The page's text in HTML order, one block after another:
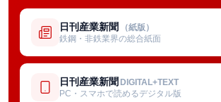
日刊産業新聞 （紙版）
鉄鋼・非鉄業界の総合紙面
日刊産業新聞 DIGITAL+TEXT
PC・スマホで読めるデジタル版